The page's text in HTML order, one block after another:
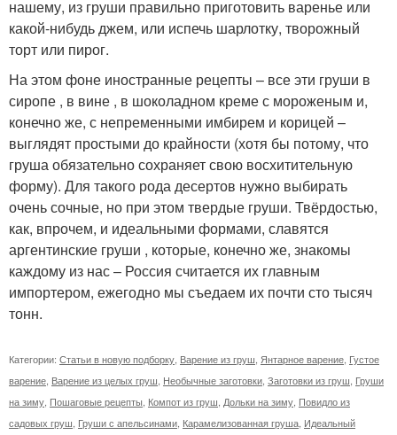
нашему, из груши правильно приготовить варенье или
какой-нибудь джем, или испечь шарлотку, творожный
торт или пирог.
На этом фоне иностранные рецепты – все эти груши в
сиропе , в вине , в шоколадном креме с мороженым и,
конечно же, с непременными имбирем и корицей –
выглядят простыми до крайности (хотя бы потому, что
груша обязательно сохраняет свою восхитительную
форму). Для такого рода десертов нужно выбирать
очень сочные, но при этом твердые груши. Твёрдостью,
как, впрочем, и идеальными формами, славятся
аргентинские груши , которые, конечно же, знакомы
каждому из нас – Россия считается их главным
импортером, ежегодно мы съедаем их почти сто тысяч
тонн.
Категории: Статьи в новую подборку Варение из груш Янтарное варение Густое
варение Варение из целых груш Необычные заготовки Заготовки из груш Груши
на зиму Пошаговые рецепты Компот из груш Дольки на зиму Повидло из
садовых груш Груши с апельсинами Карамелизованная груша Идеальный